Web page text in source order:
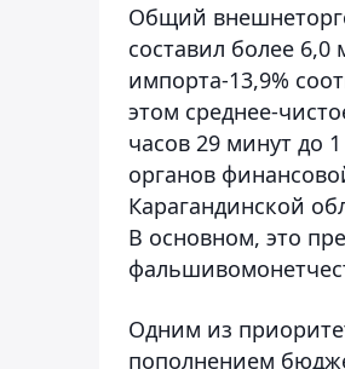
Общий
составил более
импорта-13,9%
этом среднее-
часов 29 минут до
органов
Карагандинской
В основном, это
Одним из
пополнением